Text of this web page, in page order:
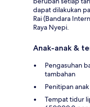
dapat dilakukan
Rai (Bandara
Raya Nyepi.
Anak-anak &
Pengasuhan
tambahan
Penitipan
Tempat tidur